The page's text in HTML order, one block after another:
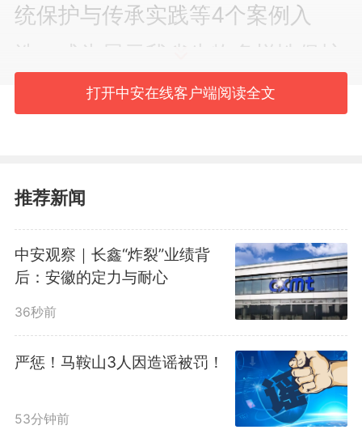
统保护与传承实践等4个案例入
选，成为展示我省生物多样性保护
和可持续利用成效的亮丽名片。
省生态环境厅自然生态保护处
打开中安在线客户端阅读全文
推荐新闻
中安观察｜长鑫“炸裂”业绩背
后：安徽的定力与耐心
36秒前
严惩！马鞍山3人因造谣被罚！
53分钟前